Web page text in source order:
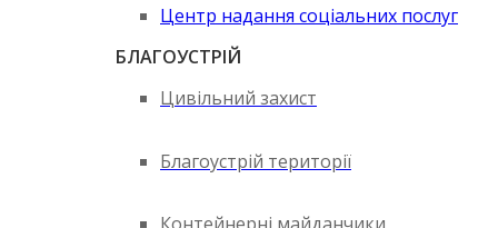
Центр надання соціальних послуг
БЛАГОУСТРІЙ
Цивільний захист
Благоустрій території